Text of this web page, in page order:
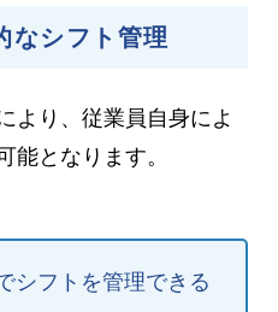
なシフト管理
より、従業員自身によ
能となります。
シフトを管理できる